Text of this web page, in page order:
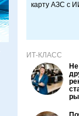
карту АЗС с
ИТ-КЛАСС